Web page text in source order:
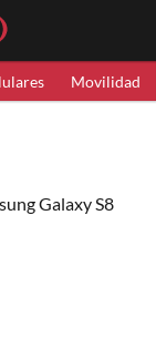
Movilidad